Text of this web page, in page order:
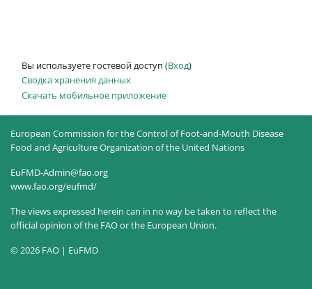
Вы используете гостевой доступ (Вход)
Сводка хранения данных
Скачать мобильное приложение
European Commission for the Control of Foot-and-Mouth Disease
Food and Agriculture Organization of the United Nations
EuFMD-Admin@fao.org
www.fao.org/eufmd/
The views expressed herein can in no way be taken to reflect the
official opinion of the FAO or the European Union.
© 2026 FAO | EuFMD